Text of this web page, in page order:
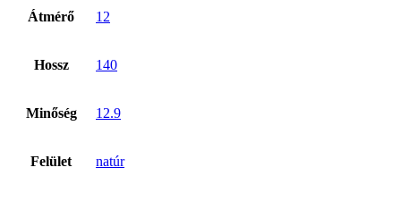
Átmérő 12
Hossz 140
Minőség 12.9
Felület natúr